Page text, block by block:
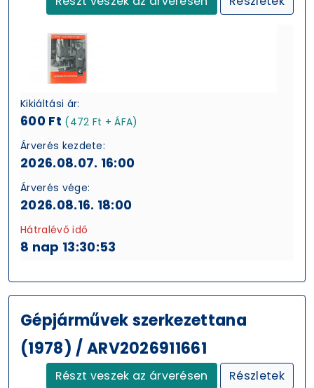
Kikiáltási ár:
600 Ft (472 Ft + ÁFA)
Árverés kezdete:
2026.08.07. 16:00
Árverés vége:
2026.08.16. 18:00
Hátralévő idő
8 nap 13:30:52
Gépjárművek szerkezettana
(1978) / ARV2026911661
Részt veszek az árverésen Részletek